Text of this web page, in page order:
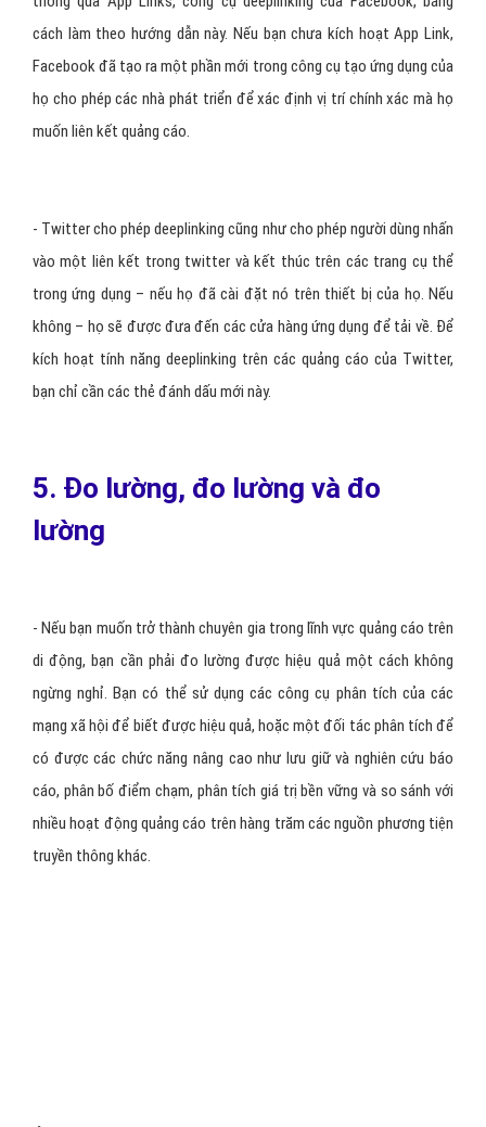
4. Deep-Link đối với tối ưu hóa
- Deeplinking là công nghệ kết nối các môi trường di động khác
thể bạn không gặp sự cố khi truy câp dữ liệu từ website trên máy
tính, nhưng trên điện thoại di động, bạn lại thường xuyên gặp rắc
rối.
- Hãy tưởng tượng bạn truy cập newsfeed Facebook và bạn nhận
được một lời mời chơi một trò chơi (Farmville, CandyCrush, hay
bất cứ game nào). Lời mời này hứa hẹn một số loại phần thưởng